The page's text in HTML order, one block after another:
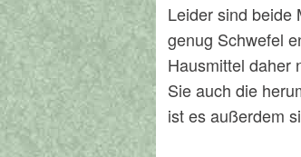
Leider sind beide
genug Schwefel
Hausmittel daher
Sie auch die
ist es außerdem